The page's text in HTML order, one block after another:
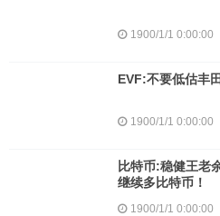
1900/1/1 0:00:00
EVF:不要低估丰
1900/1/1 0:00:00
比特币:稳健王老
继续多比特币！
1900/1/1 0:00:00